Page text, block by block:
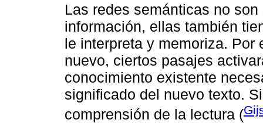
Las redes semánticas no
información, ellas también
le interpreta y memoriza.
nuevo, ciertos pasajes
conocimiento existente
significado del nuevo texto.
comprensión de la lectura (